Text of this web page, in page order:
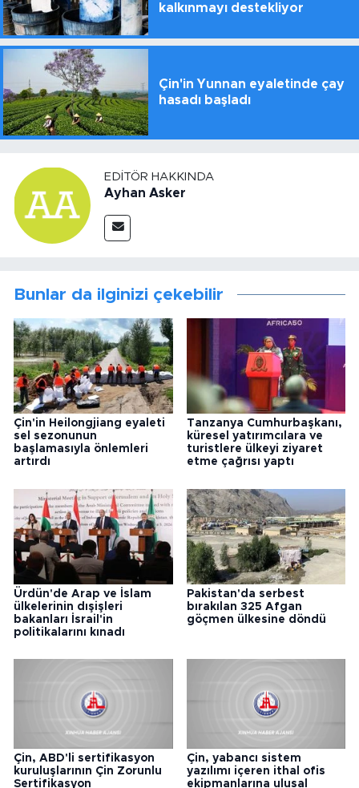
kalkınmayı destekliyor
Çin'in Yunnan eyaletinde çay
hasadı başladı
EDITÖR HAKKINDA
Ayhan Asker
Bunlar da ilginizi çekebilir
Çin'in Heilongjiang eyaleti
sel sezonunun
başlamasıyla önlemleri
artırdı
Tanzanya Cumhurbaşkanı,
küresel yatırımcılara ve
turistlere ülkeyi ziyaret
etme çağrısı yaptı
Ürdün'de Arap ve İslam
ülkelerinin dışişleri
bakanları İsrail'in
politikalarını kınadı
Pakistan'da serbest
bırakılan 325 Afgan
göçmen ülkesine döndü
Çin, ABD'li sertifikasyon
kuruluşlarının Çin Zorunlu
Sertifikasyon
Çin, yabancı sistem
yazılımı içeren ithal ofis
ekipmanlarına ulusal